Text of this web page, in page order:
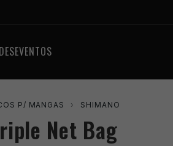
EVENTOS
P/ MANGAS › SHIMANO
Net Bag